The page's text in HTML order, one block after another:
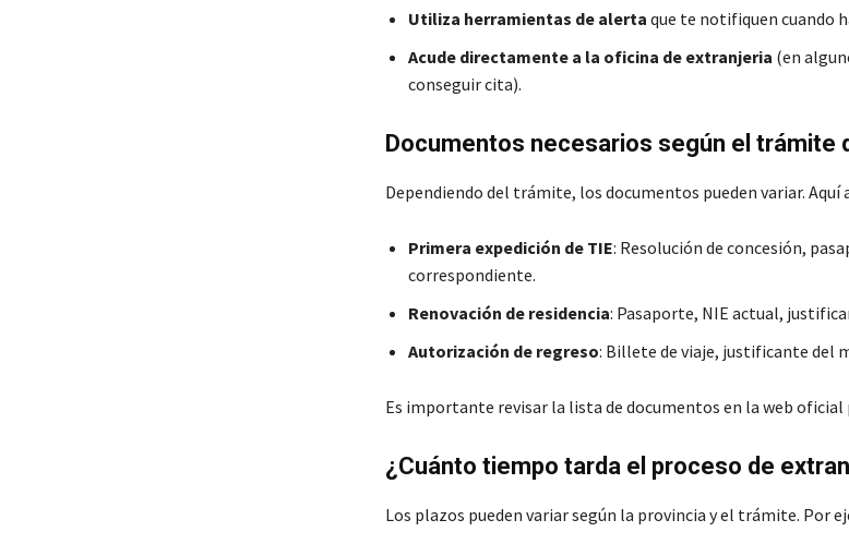
Utiliza herramientas de alerta que te notifiquen cuando
Acude directamente a la oficina de extranjeria (en
conseguir cita).
Documentos necesarios según el trámite
Dependiendo del trámite, los documentos pueden variar. Aquí
Primera expedición de TIE: Resolución de concesión,
correspondiente.
Renovación de residencia: Pasaporte, NIE actual,
Autorización de regreso: Billete de viaje, justificante del
Es importante revisar la lista de documentos en la web
¿Cuánto tiempo tarda el proceso de
Los plazos pueden variar según la provincia y el trámite. Por